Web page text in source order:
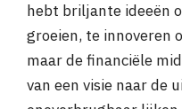
hebt briljante ideeën
groeien, te innoveren
maar de financiële
van een visie naar de